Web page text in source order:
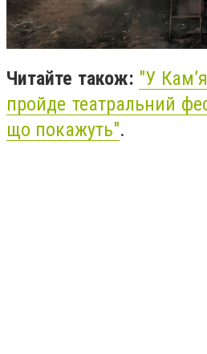
Читайте також: "У
пройде театральний
що покажуть".